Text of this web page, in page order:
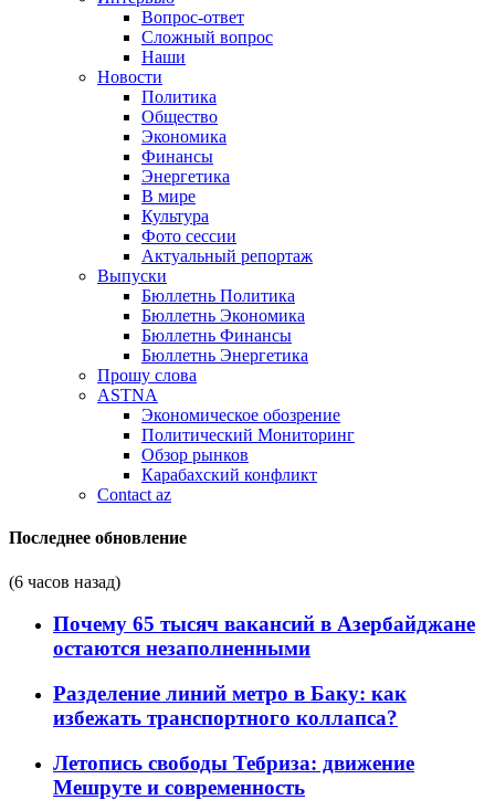
Вопрос-ответ
Сложный вопрос
Наши
Новости
Политика
Общество
Экономика
Финансы
Энергетика
В мире
Культура
Фото сессии
Актуальный репортаж
Выпуски
Бюллетнь Политика
Бюллетнь Экономика
Бюллетнь Финансы
Бюллетнь Энергетика
Прошу слова
ASTNA
Экономическое обозрение
Политический Мониторинг
Обзор рынков
Карабахский конфликт
Contact az
Последнее обновление
(6 часов назад)
Почему 65 тысяч вакансий в Азербайджане
остаются незаполненными
Разделение линий метро в Баку: как
избежать транспортного коллапса?
Летопись свободы Тебриза: движение
Мешруте и современность